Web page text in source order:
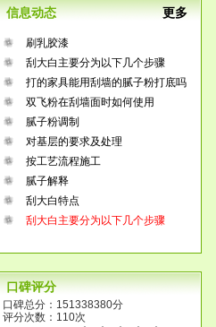
更多
信息动态
刷乳胶漆
刮大白主要分为以下几个步骤
打的家具能用刮墙的腻子粉打底吗
双飞粉在刮墙面时如何使用
腻子粉调制
对基层的要求及处理
按工艺流程施工
腻子解释
刮大白特点
刮大白主要分为以下几个步骤
口碑评分
口碑总分：151338380分
评分次数：110次